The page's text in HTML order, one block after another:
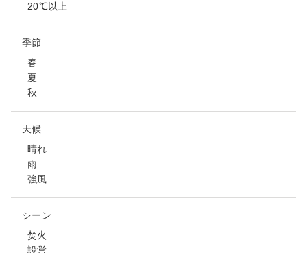
20℃以上
季節
春
夏
秋
天候
晴れ
雨
強風
シーン
焚火
設営